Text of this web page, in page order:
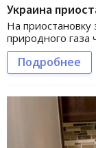
Украина
На приостановку
природного газа
Подробнее